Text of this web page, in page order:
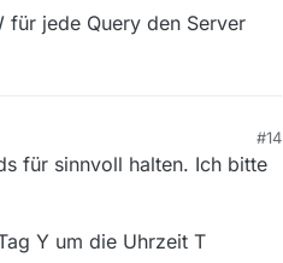
für jede Query den Server
#14
für sinnvoll halten. Ich bitte
Y um die Uhrzeit T